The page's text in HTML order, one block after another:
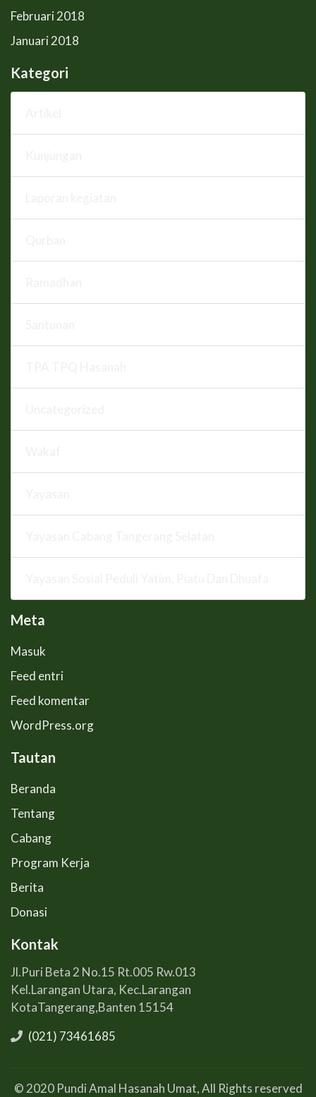
Februari 2018
Januari 2018
Kategori
Meta
Masuk
Feed entri
Feed komentar
WordPress.org
Tautan
Beranda
Tentang
Cabang
Program Kerja
Berita
Donasi
Kontak
Jl.Puri Beta 2 No.15 Rt.005 Rw.013
Kel.Larangan Utara, Kec.Larangan
KotaTangerang,Banten 15154
(021) 73461685
© 2020 Pundi Amal Hasanah Umat, All Rights reserved